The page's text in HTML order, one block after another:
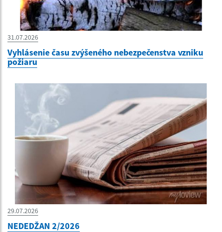
31.07.2026
Vyhlásenie času zvýšeného nebezpečenstva vzniku
požiaru
29.07.2026
NEDEDŽAN 2/2026